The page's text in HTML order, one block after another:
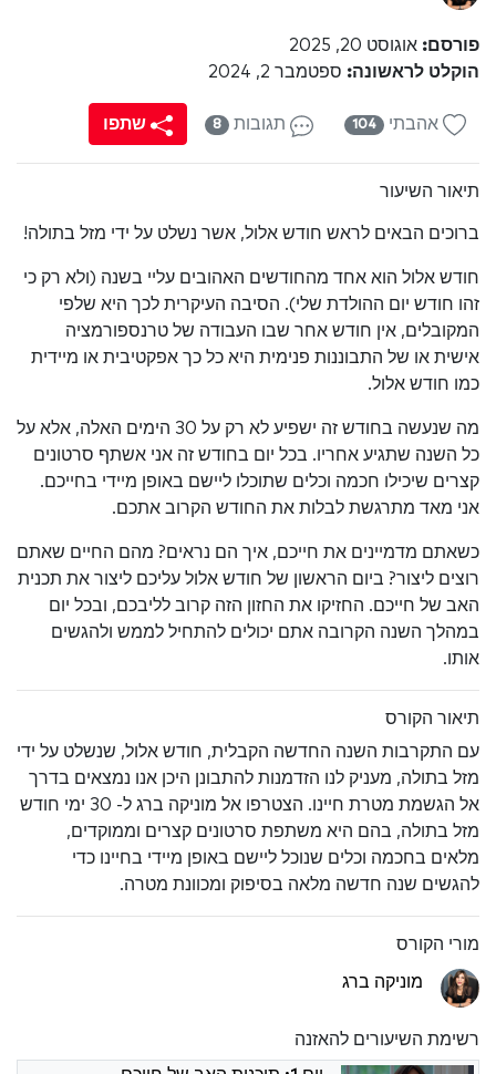
פורסם: אוגוסט 20, 2025
הוקלט לראשונה: ספטמבר 2, 2024
אהבתי 104 תגובות 8 שתפו
תיאור השיעור
ברוכים הבאים לראש חודש אלול, אשר נשלט על ידי מזל בתולה!
חודש אלול הוא אחד מהחודשים האהובים עליי בשנה (ולא רק כי
זהו חודש יום ההולדת שלי). הסיבה העיקרית לכך היא שלפי
המקובלים, אין חודש אחר שבו העבודה של טרנספורמציה
אישית או של התבוננות פנימית היא כל כך אפקטיבית או מיידית
כמו חודש אלול.
מה שנעשה בחודש זה ישפיע לא רק על 30 הימים האלה, אלא על
כל השנה שתגיע אחריו. בכל יום בחודש זה אני אשתף סרטונים
קצרים שיכילו חכמה וכלים שתוכלו ליישם באופן מיידי בחייכם.
אני מאד מתרגשת לבלות את החודש הקרוב אתכם.
כשאתם מדמיינים את חייכם, איך הם נראים? מהם החיים שאתם
רוצים ליצור? ביום הראשון של חודש אלול עליכם ליצור את תכנית
האב של חייכם. החזיקו את החזון הזה קרוב לליבכם, ובכל יום
במהלך השנה הקרובה אתם יכולים להתחיל לממש ולהגשים
אותו.
תיאור הקורס
עם התקרבות השנה החדשה הקבלית, חודש אלול, שנשלט על ידי
מזל בתולה, מעניק לנו הזדמנות להתבונן היכן אנו נמצאים בדרך
אל הגשמת מטרת חיינו. הצטרפו אל מוניקה ברג ל- 30 ימי חודש
מזל בתולה, בהם היא משתפת סרטונים קצרים וממוקדים,
מלאים בחכמה וכלים שנוכל ליישם באופן מיידי בחיינו כדי
להגשים שנה חדשה מלאה בסיפוק ומכוונת מטרה.
מורי הקורס
מוניקה ברג
רשימת השיעורים להאזנה